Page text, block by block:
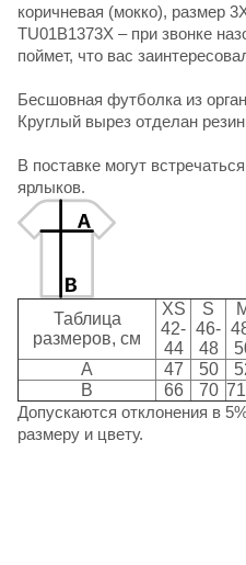
коричневая (мокко), размер
TU01B1373X – при звонке
поймет, что вас
Бесшовная футболка из
Круглый вырез отделан
В поставке могут
ярлыков.
Таблица
размеров, см
XS
42-
44
S
46-
48
A
47 50
B
66 70
Допускаются отклонения в
размеру и цвету.